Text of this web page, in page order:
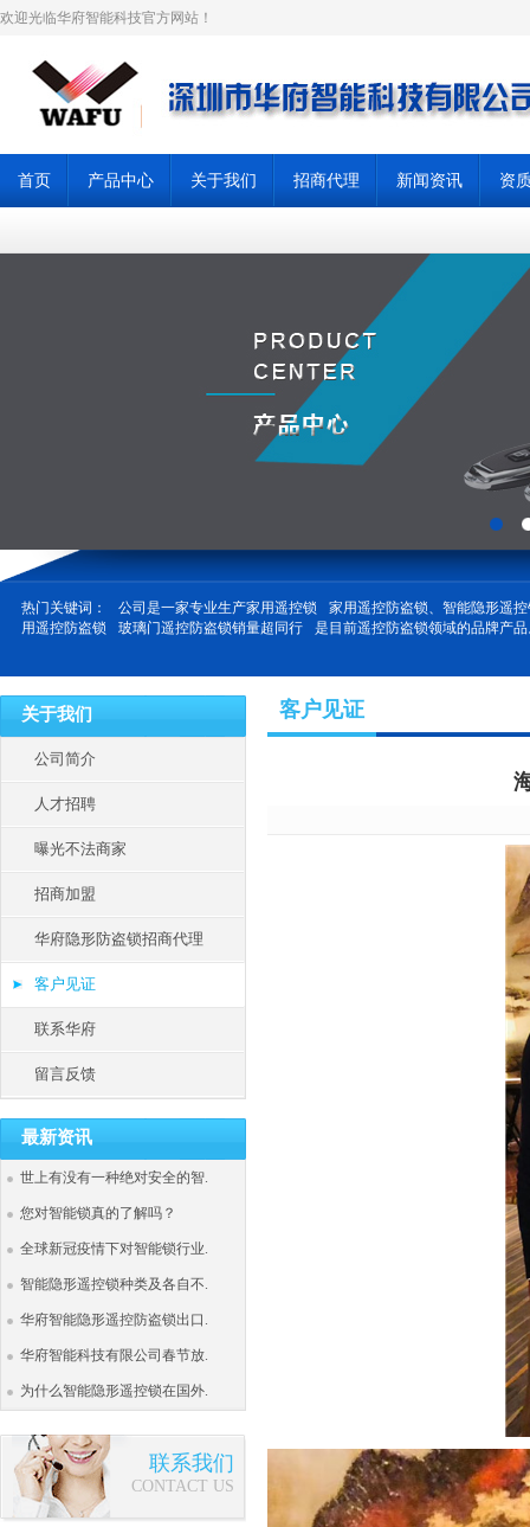
欢迎光临华府智能科技官方网站！
首页 产品中心 关于我们 招商代理 新闻资讯 资
热门关键词： 公司是一家专业生产家用遥控锁
家用遥控防盗锁、智能隐形遥
用遥控防盗锁
玻璃门遥控防盗锁销量超同行 是目前遥控防盗锁领域的品牌产
关于我们
公司简介
人才招聘
曝光不法商家
招商加盟
华府隐形防盗锁招商代理
客户见证
联系华府
留言反馈
最新资讯
世上有没有一种绝对安全的智.
您对智能锁真的了解吗？
全球新冠疫情下对智能锁行业.
智能隐形遥控锁种类及各自不.
华府智能隐形遥控防盗锁出口.
华府智能科技有限公司春节放.
为什么智能隐形遥控锁在国外.
联系我们
CONTACT US
客户见证